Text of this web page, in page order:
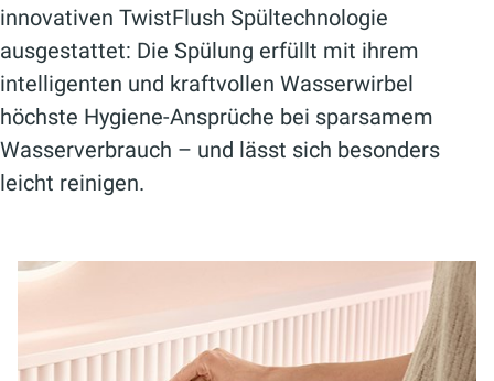
innovativen TwistFlush Spültechnologie
ausgestattet: Die Spülung erfüllt mit ihrem
intelligenten und kraftvollen Wasserwirbel
höchste Hygiene-Ansprüche bei sparsamem
Wasserverbrauch – und lässt sich besonders
leicht reinigen.